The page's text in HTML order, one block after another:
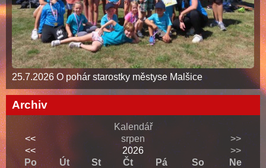
25.7.2026 O pohár starostky městyse Malšice
Archiv
Kalendář
<<
srpen
>>
<<
2026
>>
Po
Út St Čt Pá So
Ne